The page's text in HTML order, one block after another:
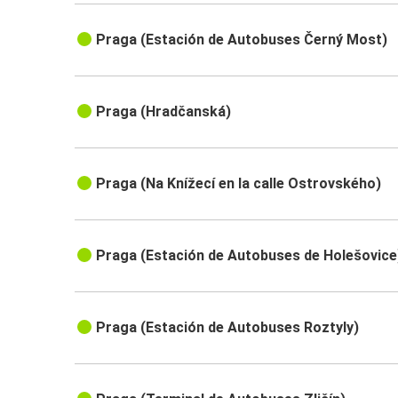
Praga (Estación de Autobuses Černý Most)
Praga (Hradčanská)
Praga (Na Knížecí en la calle Ostrovského)
Praga (Estación de Autobuses de
Praga (Estación de Autobuses Roztyly)